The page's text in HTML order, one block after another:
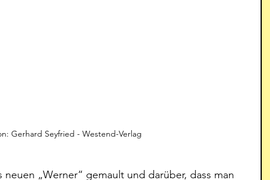
Gerhard Seyfried - Westend-Verlag
„Werner“ gemault und darüber, dass man